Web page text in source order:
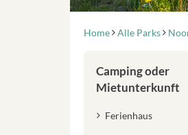
Home Alle Parks
Camping oder
Mietunterkunft
Ferienhaus